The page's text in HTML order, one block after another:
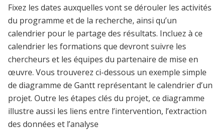
Fixez les dates auxquelles vont se dérouler les activités
du programme et de la recherche, ainsi qu’un
calendrier pour le partage des résultats. Incluez à ce
calendrier les formations que devront suivre les
chercheurs et les équipes du partenaire de mise en
œuvre. Vous trouverez ci-dessous un exemple simple
de diagramme de Gantt représentant le calendrier d’un
projet. Outre les étapes clés du projet, ce diagramme
illustre aussi les liens entre l’intervention, l’extraction
des données et l’analyse